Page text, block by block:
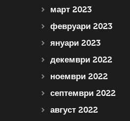
март 2023
февруари 2023
януари 2023
декември 2022
ноември 2022
септември 2022
август 2022